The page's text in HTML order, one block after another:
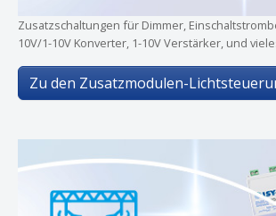
Zusatzschaltungen für Dimmer,
10V/1-10V Konverter, 1-10V Verstärker, und
Zu den Zusatzmodulen-